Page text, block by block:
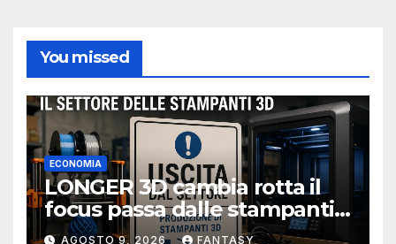
You missed
ECONOMIA
LONGER 3D cambia rotta il
focus passa dalle stampanti
3D alla stampa UV?
AGOSTO 9, 2026 FANTASY